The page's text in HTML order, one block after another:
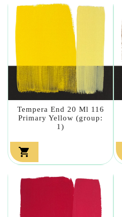
Tempera End 20 Ml 116
Primary Yellow (group:
1)
